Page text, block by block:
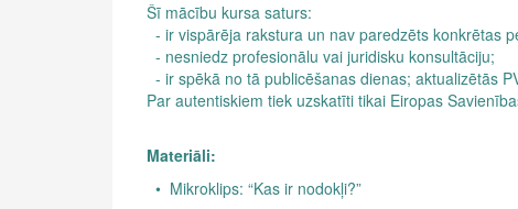
Šī mācību kursa saturs:
- ir vispārēja rakstura un nav paredzēts konkrētas
- nesniedz profesionālu vai juridisku konsultāciju;
- ir spēkā no tā publicēšanas dienas; aktualizētās
Par autentiskiem tiek uzskatīti tikai Eiropas
Materiāli:
• Mikroklips: “Kas ir nodokļi?”